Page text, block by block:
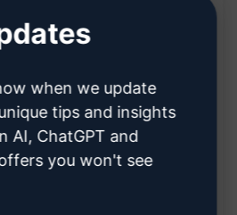
로 업데이트하여 작업 효
해 프로젝트의 안정성과 신
when we update
tips and insights
AI, ChatGPT and
you won't see